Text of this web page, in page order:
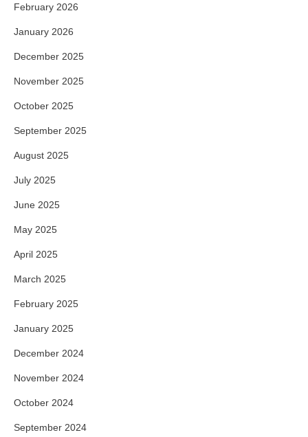
February 2026
January 2026
December 2025
November 2025
October 2025
September 2025
August 2025
July 2025
June 2025
May 2025
April 2025
March 2025
February 2025
January 2025
December 2024
November 2024
October 2024
September 2024